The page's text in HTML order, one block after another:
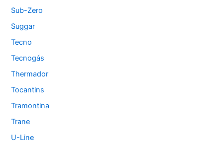
Sub-Zero
Suggar
Tecno
Tecnogás
Thermador
Tocantins
Tramontina
Trane
U-Line